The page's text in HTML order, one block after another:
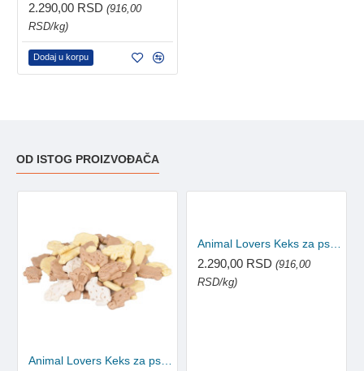
2.290,00 RSD (916,00
RSD/kg)
Dodaj u korpu
OD ISTOG PROIZVOĐAČA
Animal Lovers Keks za pse Animal Figures 2.5kg
Animal Lovers Keks za pse Dog Paw Red 2.5kg
2.290,00 RSD (916,00
RSD/kg)